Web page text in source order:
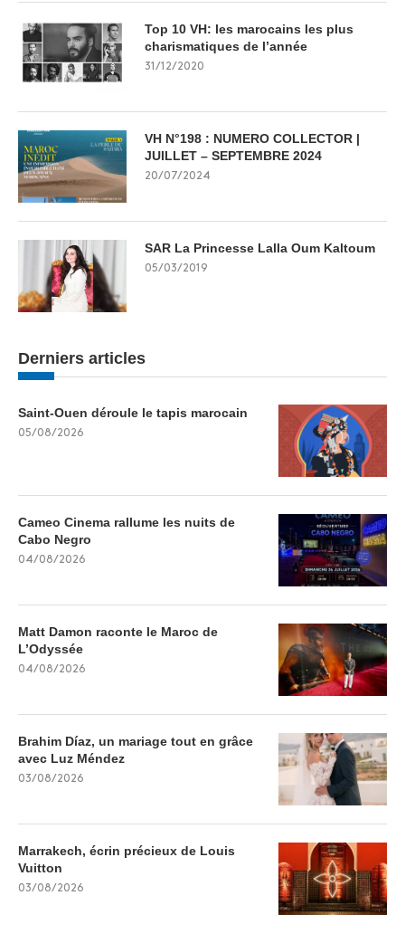
Top 10 VH: les marocains les plus
charismatiques de l’année
31/12/2020
VH N°198 : NUMERO COLLECTOR |
JUILLET – SEPTEMBRE 2024
20/07/2024
SAR La Princesse Lalla Oum Kaltoum
05/03/2019
Derniers articles
Saint-Ouen déroule le tapis marocain
05/08/2026
Cameo Cinema rallume les nuits de
Cabo Negro
04/08/2026
Matt Damon raconte le Maroc de
L’Odyssée
04/08/2026
Brahim Díaz, un mariage tout en grâce
avec Luz Méndez
03/08/2026
Marrakech, écrin précieux de Louis
Vuitton
03/08/2026